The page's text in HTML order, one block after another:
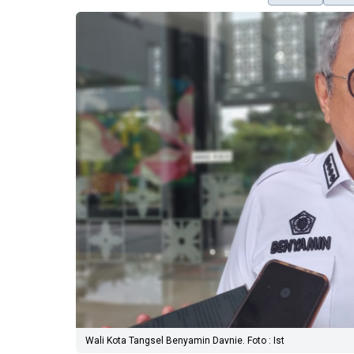
Wali Kota Tangsel Benyamin Davnie. Foto : Ist